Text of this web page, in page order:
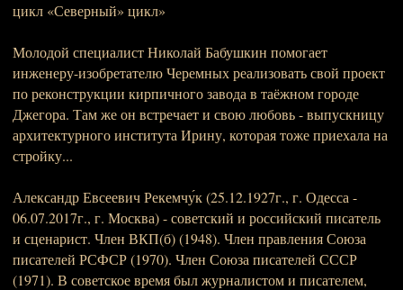
цикл «Северный» цикл»
Молодой специалист Николай Бабушкин помогает
инженеру-изобретателю Черемных реализовать свой проект
по реконструкции кирпичного завода в таёжном городе
Джегора. Там же он встречает и свою любовь - выпускницу
архитектурного института Ирину, которая тоже приехала на
стройку...
Александр Евсеевич Рекемчу́к (25.12.1927г., г. Одесса -
06.07.2017г., г. Москва) - советский и российский писатель
и сценарист. Член ВКП(б) (1948). Член правления Союза
писателей РСФСР (1970). Член Союза писателей СССР
(1971). В советское время был журналистом и писателем,